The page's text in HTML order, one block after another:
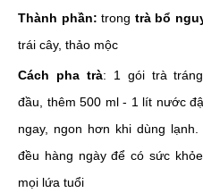
Thành phần: trong trà bổ
trái cây, thảo mộc
Cách pha trà: 1 gói trà
đầu, thêm 500 ml - 1 lít nước
ngay, ngon hơn khi dùng
đều hàng ngày để có sức
mọi lứa tuổi